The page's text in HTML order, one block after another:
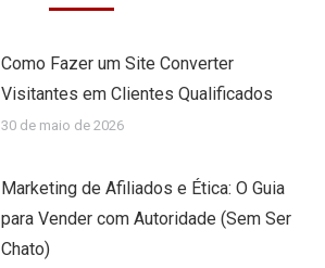
Como Fazer um Site Converter
Visitantes em Clientes Qualificados
30 de maio de 2026
Marketing de Afiliados e Ética: O Guia
para Vender com Autoridade (Sem Ser
Chato)